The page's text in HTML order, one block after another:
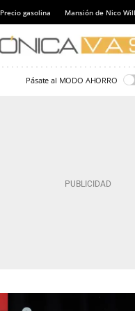
Precio gasolina Mansión de Nico
Pásate al MODO AHORRO